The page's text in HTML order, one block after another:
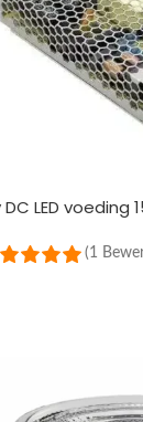
DC LED voeding
(1